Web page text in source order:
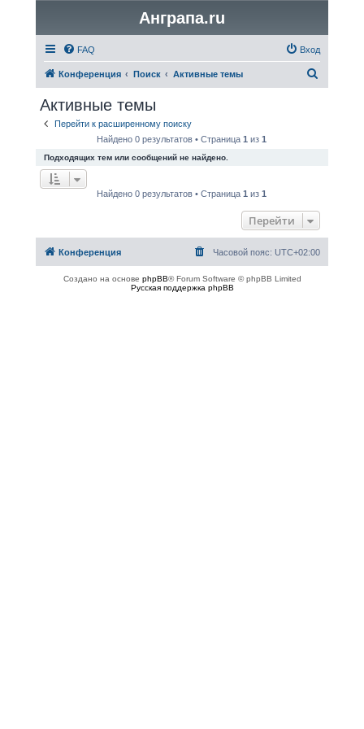
Анграпа.ru
FAQ Вход
Конференция Поиск Активные темы
Активные темы
Перейти к расширенному поиску
Найдено 0 результатов • Страница1 из1
Подходящих тем или сообщений не найдено.
Найдено 0 результатов • Страница1 из1
Перейти
Конференция Часовой пояс: UTC+02:00
Создано на основе phpBB® Forum Software © phpBB Limited
Русская поддержка phpBB